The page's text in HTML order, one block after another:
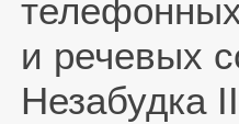
и речевых
Незабудка